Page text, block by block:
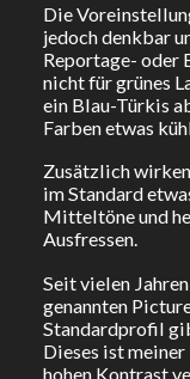
Die
jedoch denkbar
Reportage- oder
nicht für grünes
ein Blau-Türkis
Farben etwas
Zusätzlich
im Standard
Mitteltöne und
Ausfressen.
Seit vielen
genannten
Standardprofil
Dieses ist
hohen Kontrast